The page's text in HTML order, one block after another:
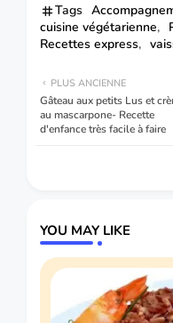
Tags
cuisine végétarienne
Recettes express
PLUS ANCIENNE
Gâteau aux petits Lus et
au mascarpone- Recette
d'enfance très facile à faire
YOU MAY LIKE